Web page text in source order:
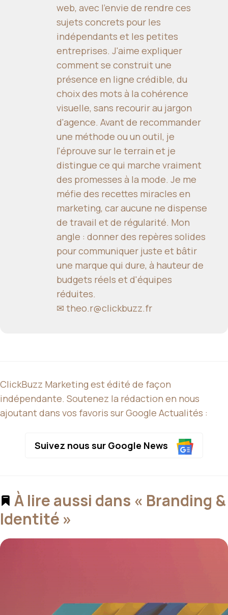
web, avec l'envie de rendre ces
sujets concrets pour les
indépendants et les petites
entreprises. J'aime expliquer
comment se construit une
présence en ligne crédible, du
choix des mots à la cohérence
visuelle, sans recourir au jargon
d'agence. Avant de recommander
une méthode ou un outil, je
l'éprouve sur le terrain et je
distingue ce qui marche vraiment
des promesses à la mode. Je me
méfie des recettes miracles en
marketing, car aucune ne dispense
de travail et de régularité. Mon
angle : donner des repères solides
pour communiquer juste et bâtir
une marque qui dure, à hauteur de
budgets réels et d'équipes
réduites.
✉ theo.r@clickbuzz.fr
ClickBuzz Marketing est édité de façon
indépendante. Soutenez la rédaction en nous
ajoutant dans vos favoris sur Google Actualités :
Suivez nous sur Google News
À lire aussi dans « Branding &
Identité »